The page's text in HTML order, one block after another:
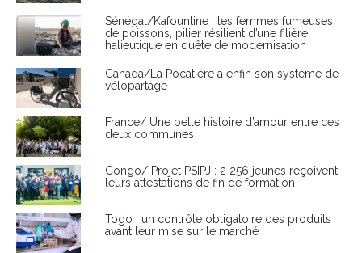
Sénégal/Kafountine : les femmes fumeuses
de poissons, pilier résilient d’une filière
halieutique en quête de modernisation
Canada/La Pocatière a enfin son système de
vélopartage
France/ Une belle histoire d’amour entre ces
deux communes
Congo/ Projet PSIPJ : 2 256 jeunes reçoivent
leurs attestations de fin de formation
Togo : un contrôle obligatoire des produits
avant leur mise sur le marché